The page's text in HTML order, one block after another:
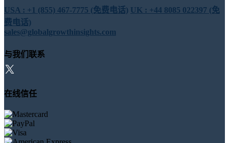
USA : +1 (855) 467-7775 (免费电话) UK : +44 8085 022397 (免
费电话)
sales@globalgrowthinsights.com
与我们联系
在线信任